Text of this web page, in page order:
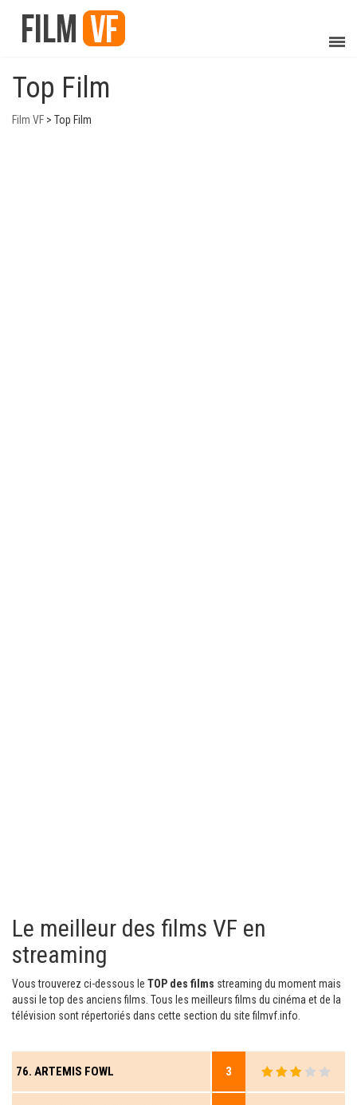
Top Film
Film VF > Top Film
Le meilleur des films VF en
streaming
Vous trouverez ci-dessous le TOP des films streaming du moment mais
aussi le top des anciens films. Tous les meilleurs films du cinéma et de la
télévision sont répertoriés dans cette section du site filmvf.info.
76. ARTEMIS FOWL 3